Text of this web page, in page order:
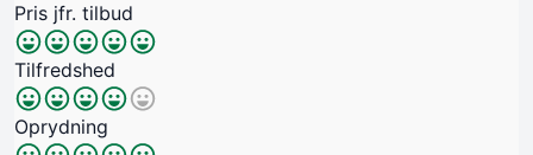
Pris jfr. tilbud
Tilfredshed
Oprydning